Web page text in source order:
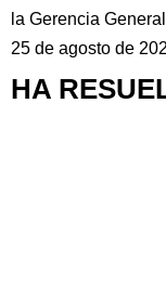
la Gerencia
25 de agosto de
HA